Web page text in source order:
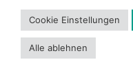
Cookie Einstellungen
Alle ablehnen